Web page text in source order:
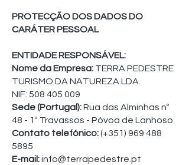
PROTECÇÃO DOS DADOS DO
CARÁTER PESSOAL
ENTIDADE RESPONSÁVEL:
Nome da Empresa: TERRA PEDESTRE
TURISMO DA NATUREZA LDA.
NIF: 508 405 009
Sede (Portugal):Rua das Alminhas nº
48 - 1º Travassos - Póvoa de Lanhoso
Contato telefónico:(+351) 969 488
5895
E-mail:info@terrapedestre.pt